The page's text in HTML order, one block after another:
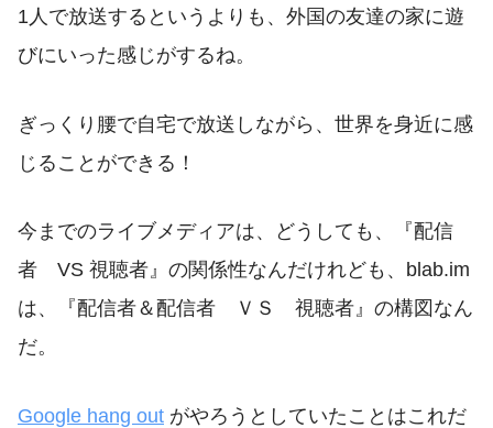
1人で放送するというよりも、外国の友達の家に遊
びにいった感じがするね。
ぎっくり腰で自宅で放送しながら、世界を身近に感
じることができる！
今までのライブメディアは、どうしても、『配信
者 VS 視聴者』の関係性なんだけれども、blab.im
は、『配信者＆配信者 ＶＳ 視聴者』の構図なん
だ。
Google hang out がやろうとしていたことはこれだ